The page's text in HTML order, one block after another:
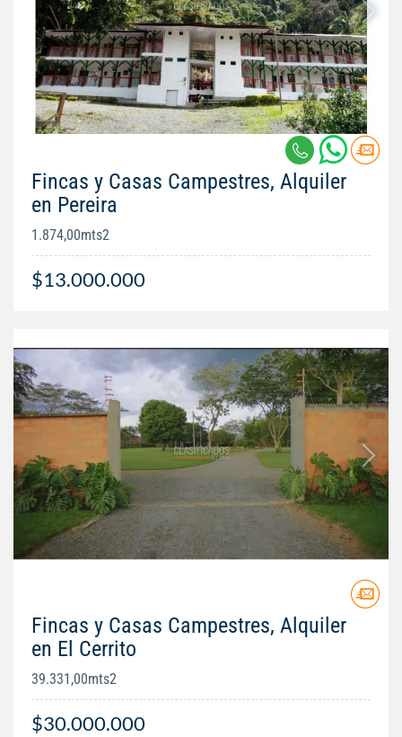
Fincas y Casas Campestres, Alquiler
en Pereira
1.874,00mts2
$13.000.000
Fincas y Casas Campestres, Alquiler
en El Cerrito
39.331,00mts2
$30.000.000